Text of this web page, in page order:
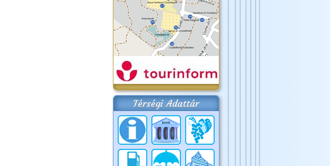
Térségi Adattár